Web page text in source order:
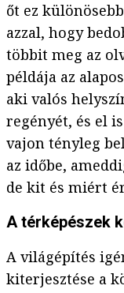
őt ez
azzal, hogy
többit meg az
példája az
aki valós
regényét, és el
vajon tényleg
az időbe,
de kit és miért
A térképészek
A világépítés
kiterjesztése a